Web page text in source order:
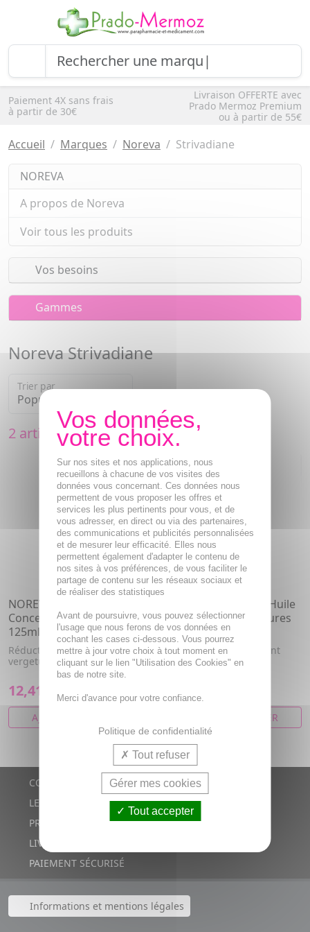
Paiement 4X sans frais
à partir de 30€
Livraison OFFERTE avec
Prado Mermoz Premium
ou à partir de 55€
Accueil Marques Noreva Strivadiane
NOREVA
A propos de Noreva
Voir tous les produits
Vos besoins
Gammes
Noreva Strivadiane
Trier par
2 articles
NOREVA Strivadiane -
Concentré anti-vergeture
125ml
Réduction et prévention des
vergetures
12,41€
AJOUTER AU PANIER
NOREVA Strivadiane Huile
Bi-Phase Anti-Vergetures
100ml
Le soin bi-phase innovant
anti-vergetures, même
15,63€
AJOUTER AU PANIER
CONTACTS
LE BLOG
PROMOTIONS
LIVRAISON RAPIDE
PAIEMENT SÉCURISÉ
Informations et mentions légales
Sur nos sites et nos applications, nous
recueillons à chacune de vos visites des
données vous concernant. Ces données nous
permettent de vous proposer les offres et
services les plus pertinents pour vous, et de
vous adresser, en direct ou via des partenaires,
des communications et publicités personnalisées
et de mesurer leur efficacité. Elles nous
permettent également d'adapter le contenu de
nos sites à vos préférences, de vous faciliter le
partage de contenu sur les réseaux sociaux et
de réaliser des statistiques
Avant de poursuivre, vous pouvez sélectionner
l'usage que nous ferons de vos données en
cochant les cases ci-dessous. Vous pourrez
mettre à jour votre choix à tout moment en
cliquant sur le lien "Utilisation des Cookies" en
bas de notre site.
Merci d'avance pour votre confiance.
Politique de confidentialité
Tout refuser
Gérer mes cookies
Tout accepter